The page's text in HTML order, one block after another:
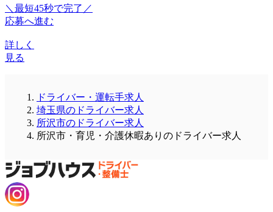
＼最短45秒で完了／
応募へ進む
詳しく
見る
ドライバー・運転手求人
埼玉県のドライバー求人
所沢市のドライバー求人
所沢市・育児・介護休暇ありのドライバー求人